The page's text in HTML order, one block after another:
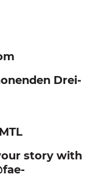
Drei-
MTL
story with